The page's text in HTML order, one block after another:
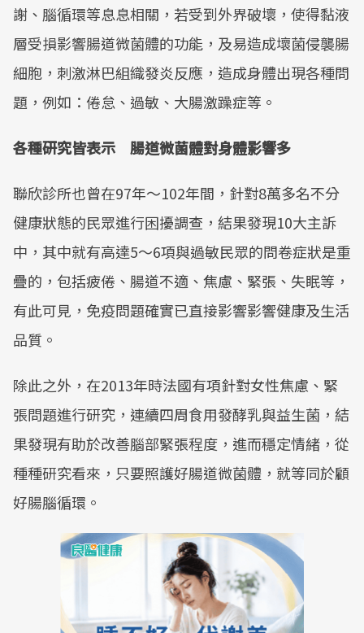
謝、腦循環等息息相關，若受到外界破壞，使得黏液
層受損影響腸道微菌體的功能，及易造成壞菌侵襲腸
細胞，刺激淋巴組織發炎反應，造成身體出現各種問
題，例如：倦怠、過敏、大腸激躁症等。
各種研究皆表示 腸道微菌體對身體影響多
聯欣診所也曾在97年～102年間，針對8萬多名不分
健康狀態的民眾進行困擾調查，結果發現10大主訴
中，其中就有高達5～6項與過敏民眾的問卷症狀是重
疊的，包括疲倦、腸道不適、焦慮、緊張、失眠等，
有此可見，免疫問題確實已直接影響影響健康及生活
品質。
除此之外，在2013年時法國有項針對女性焦慮、緊
張問題進行研究，連續四周食用發酵乳與益生菌，結
果發現有助於改善腦部緊張程度，進而穩定情緒，從
種種研究看來，只要照護好腸道微菌體，就等同於顧
好腸腦循環。